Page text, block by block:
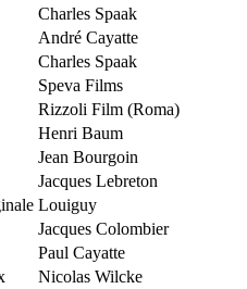
Charles Spaak
André Cayatte
Charles Spaak
Speva Films
Rizzoli Film (Roma)
Henri Baum
Jean Bourgoin
Jacques Lebreton
Louiguy
Jacques Colombier
Paul Cayatte
Nicolas Wilcke